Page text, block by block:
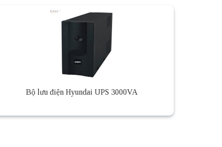
Bộ lưu điện Hyundai UPS 3000VA